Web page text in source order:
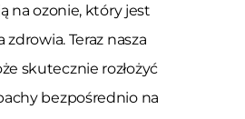
na ozonie, który jest
Teraz nasza
skutecznie rozłożyć
bezpośrednio na